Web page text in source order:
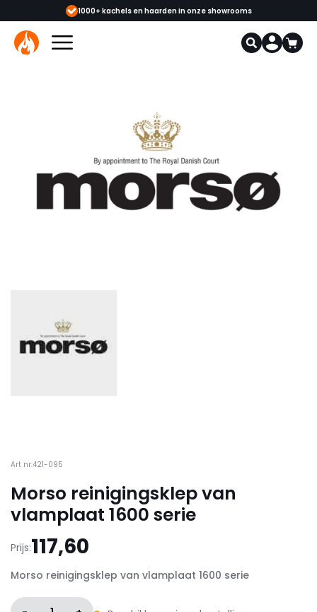
1000+ kachels en haarden in onze showrooms
Art nr:421-095
Morso reinigingsklep van
vlamplaat 1600 serie
Prijs:117,60
Morso reinigingsklep van vlamplaat 1600 serie